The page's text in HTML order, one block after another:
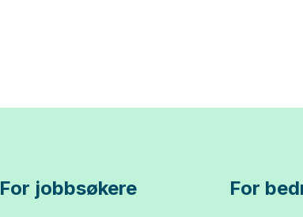
For jobbsøkere For